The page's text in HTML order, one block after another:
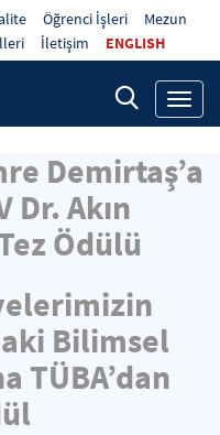
Öğrenci İşleri
Mezun
İletişim ENGLISH
Demirtaş’a
Dr. Akın
Ödülü
Bilimsel
TÜBA’dan